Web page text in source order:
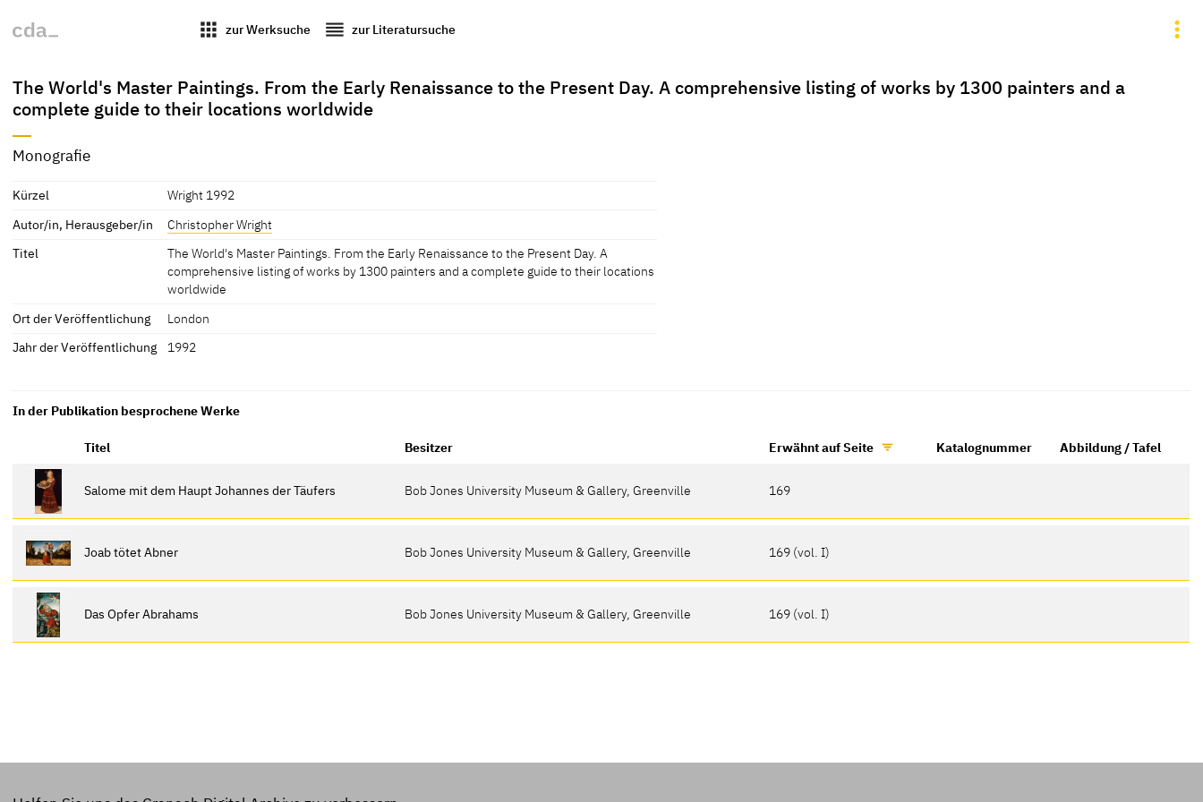
apps zur Werksuche reorder zur Literatursuche
The World's Master Paintings. From the Early Renaissance to the Present Day. A comprehensive listing of works by 1300 painters and a
complete guide to their locations worldwide
Monografie
Kürzel
Wright 1992
Autor/in, Herausgeber/in
Christopher Wright
Titel
The World's Master Paintings. From the Early Renaissance to the Present Day. A
comprehensive listing of works by 1300 painters and a complete guide to their locations
worldwide
Ort der Veröffentlichung
London
Jahr der Veröffentlichung
1992
In der Publikation besprochene Werke
Titel Besitzer Erwähnt auf Seite Katalognummer Abbildung / Tafel
Salome mit dem Haupt Johannes der Täufers Bob Jones University Museum & Gallery, Greenville 169
Joab tötet Abner Bob Jones University Museum & Gallery, Greenville 169 (vol. I)
Das Opfer Abrahams Bob Jones University Museum & Gallery, Greenville 169 (vol. I)